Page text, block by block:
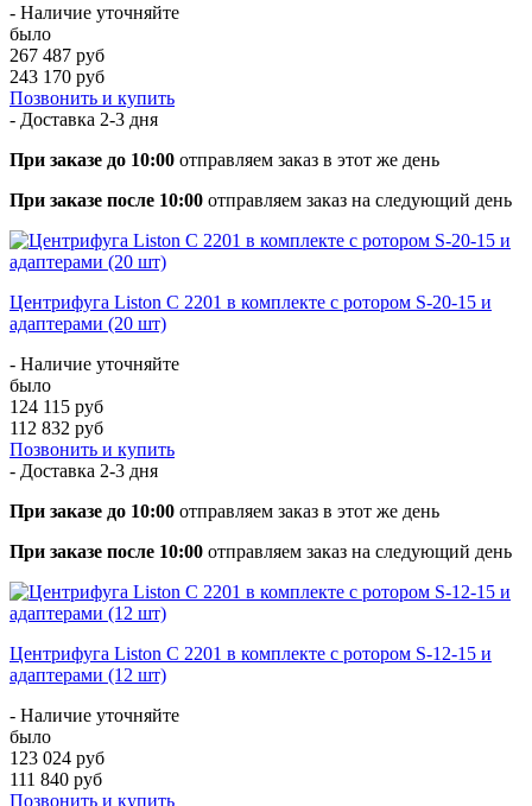
- Наличие уточняйте
было
267 487 руб
243 170 руб
Позвонить и купить
- Доставка 2-3 дня
При заказе до 10:00 отправляем заказ в этот же день
При заказе после 10:00 отправляем заказ на следующий день
Центрифуга Liston C 2201 в комплекте с ротором S-20-15 и
адаптерами (20 шт)
- Наличие уточняйте
было
124 115 руб
112 832 руб
Позвонить и купить
- Доставка 2-3 дня
При заказе до 10:00 отправляем заказ в этот же день
При заказе после 10:00 отправляем заказ на следующий день
Центрифуга Liston C 2201 в комплекте с ротором S-12-15 и
адаптерами (12 шт)
- Наличие уточняйте
было
123 024 руб
111 840 руб
Позвонить и купить